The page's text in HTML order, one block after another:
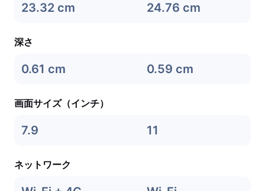
23.32 cm 24.76 cm
深さ
0.61 cm 0.59 cm
画面サイズ（インチ）
7.9 11
ネットワーク